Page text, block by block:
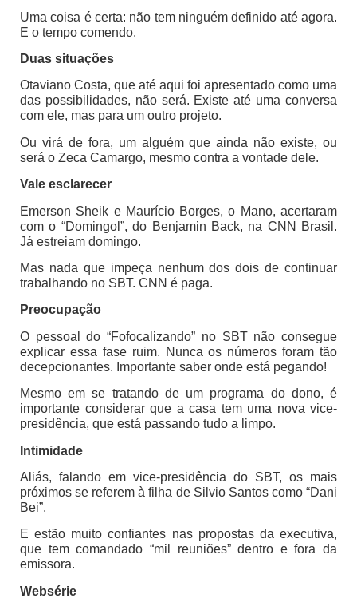
Uma coisa é certa: não tem ninguém definido até agora.
E o tempo comendo.
Duas situações
Otaviano Costa, que até aqui foi apresentado como uma
das possibilidades, não será. Existe até uma conversa
com ele, mas para um outro projeto.
Ou virá de fora, um alguém que ainda não existe, ou
será o Zeca Camargo, mesmo contra a vontade dele.
Vale esclarecer
Emerson Sheik e Maurício Borges, o Mano, acertaram
com o “Domingol”, do Benjamin Back, na CNN Brasil.
Já estreiam domingo.
Mas nada que impeça nenhum dos dois de continuar
trabalhando no SBT. CNN é paga.
Preocupação
O pessoal do “Fofocalizando” no SBT não consegue
explicar essa fase ruim. Nunca os números foram tão
decepcionantes. Importante saber onde está pegando!
Mesmo em se tratando de um programa do dono, é
importante considerar que a casa tem uma nova vice-
presidência, que está passando tudo a limpo.
Intimidade
Aliás, falando em vice-presidência do SBT, os mais
próximos se referem à filha de Silvio Santos como “Dani
Bei”.
E estão muito confiantes nas propostas da executiva,
que tem comandado “mil reuniões” dentro e fora da
emissora.
Websérie